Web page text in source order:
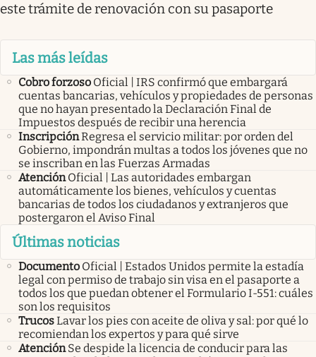
este trámite de renovación con su pasaporte
Las más leídas
Cobro forzoso Oficial | IRS confirmó que embargará
cuentas bancarias, vehículos y propiedades de personas
que no hayan presentado la Declaración Final de
Impuestos después de recibir una herencia
InscripciónRegresa el servicio militar: por orden del
Gobierno, impondrán multas a todos los jóvenes que no
se inscriban en las Fuerzas Armadas
Atención Oficial | Las autoridades embargan
automáticamente los bienes, vehículos y cuentas
bancarias de todos los ciudadanos y extranjeros que
postergaron el Aviso Final
Últimas noticias
Documento Oficial | Estados Unidos permite la estadía
legal con permiso de trabajo sin visa en el pasaporte a
todos los que puedan obtener el Formulario I-551: cuáles
son los requisitos
TrucosLavar los pies con aceite de oliva y sal: por qué lo
recomiendan los expertos y para qué sirve
Atención Se despide la licencia de conducir para las